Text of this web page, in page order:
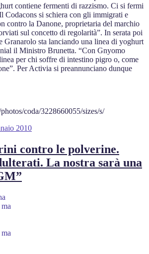
contiene fermenti di razzismo. Ci si fermi
Codacons si schiera con gli immigrati e
contro la Danone, proprietaria del marchio
sul concetto di regolarità”. In serata poi
Granarolo sta lanciando una linea di yoghurt
il Ministro Brunetta. “Con Gnyomo
per chi soffre di intestino pigro o, come
Per Activia si preannunciano dunque
coda/3228660055/sizes/s/
2010
contro le polverine.
La nostra sarà una